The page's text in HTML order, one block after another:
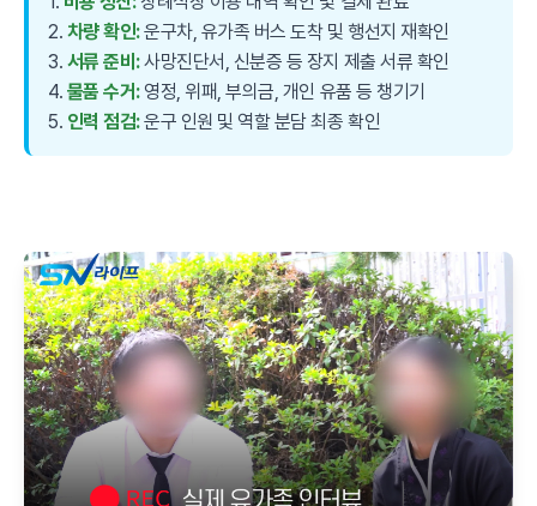
2. 차량 확인:운구차, 유가족 버스 도착 및 행선지 재확인
3. 서류 준비:사망진단서, 신분증 등 장지 제출 서류 확인
4. 물품 수거:영정, 위패, 부의금, 개인 유품 등 챙기기
5. 인력 점검:운구 인원 및 역할 분담 최종 확인